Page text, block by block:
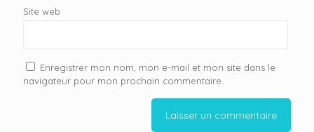
Site web
Enregistrer mon nom, mon e-mail et mon site dans le
navigateur pour mon prochain commentaire.